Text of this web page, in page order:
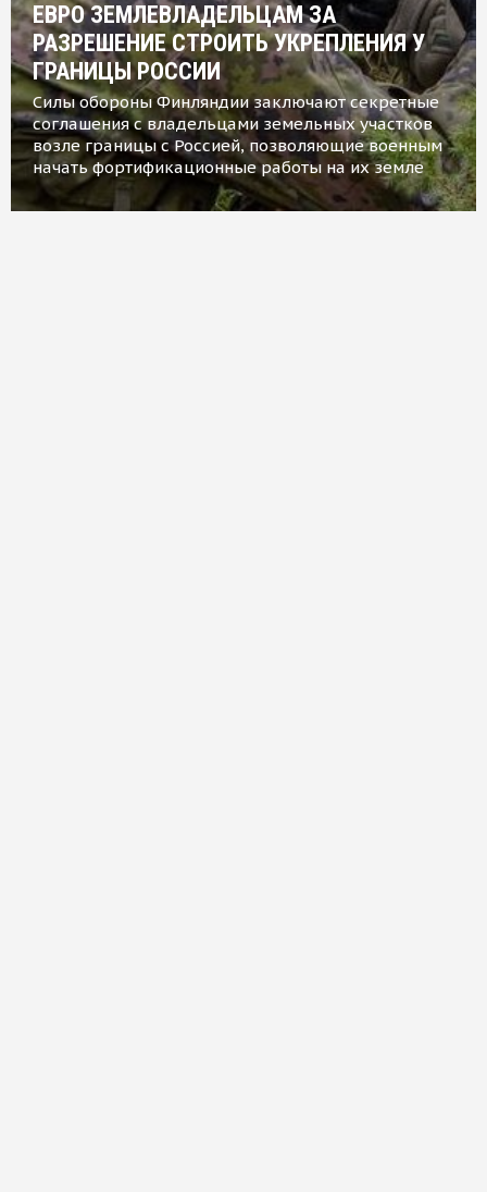
ЕВРО ЗЕМЛЕВЛАДЕЛЬЦАМ ЗА
РАЗРЕШЕНИЕ СТРОИТЬ УКРЕПЛЕНИЯ У
ГРАНИЦЫ РОССИИ
Силы обороны Финляндии заключают секретные
соглашения с владельцами земельных участков
возле границы с Россией, позволяющие военным
начать фортификационные работы на их земле